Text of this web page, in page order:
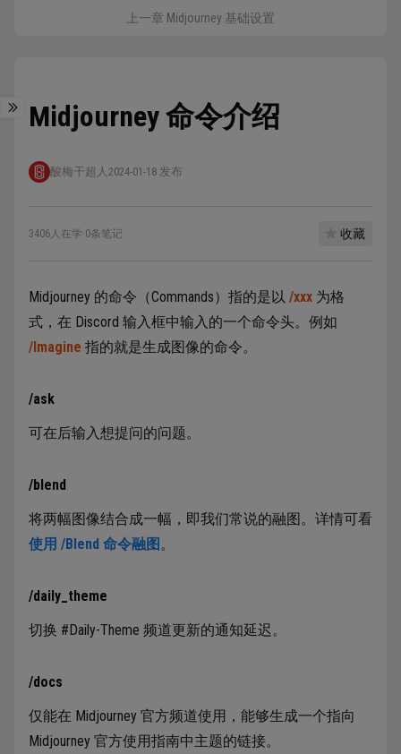
上一章 Midjourney 基础设置
Midjourney 命令介绍
酸梅干超人 2024-01-18 发布
3406人在学·0条笔记 收藏
Midjourney 的命令（Commands）指的是以 /xxx 为格
式，在 Discord 输入框中输入的一个命令头。例如
/Imagine 指的就是生成图像的命令。
/ask
可在后输入想提问的问题。
/blend
将两幅图像结合成一幅，即我们常说的融图。详情可看
使用 /Blend 命令融图。
/daily_theme
切换 #Daily-Theme 频道更新的通知延迟。
/docs
仅能在 Midjourney 官方频道使用，能够生成一个指向
Midjourney 官方使用指南中主题的链接。